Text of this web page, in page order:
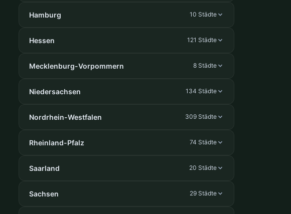
Hamburg 10 Städte
Hessen 121 Städte
Mecklenburg-Vorpommern 8 Städte
Niedersachsen 134 Städte
Nordrhein-Westfalen 309 Städte
Rheinland-Pfalz 74 Städte
Saarland 20 Städte
Sachsen 29 Städte